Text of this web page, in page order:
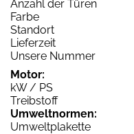
Anzahl der Türen
Farbe
Standort
Lieferzeit
Unsere Nummer
Motor:
kW / PS
Treibstoff
Umweltnormen:
Umweltplakette